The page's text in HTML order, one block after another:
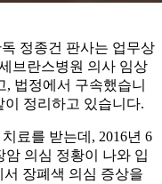
정종건 판사는 업무상
브란스병원 의사 임상
, 법정에서 구속했습니
정리하고 있습니다.
료를 받는데, 2016년 6
의심 정황이 나와 입
장폐색 의심 증상을